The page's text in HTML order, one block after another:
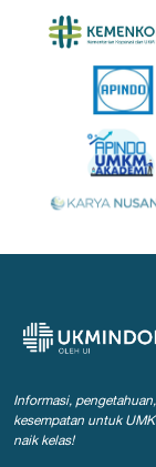
Informasi,
kesempatan untuk
naik kelas!